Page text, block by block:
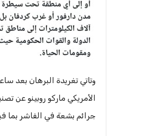
وتاتي تغريدة البرهان بعد
الأمريكي ماركو روبينو عن
جرائم بشعة في الفاشر بما